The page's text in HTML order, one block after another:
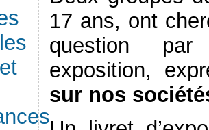
17 ans, ont
question
exposition,
sur nos